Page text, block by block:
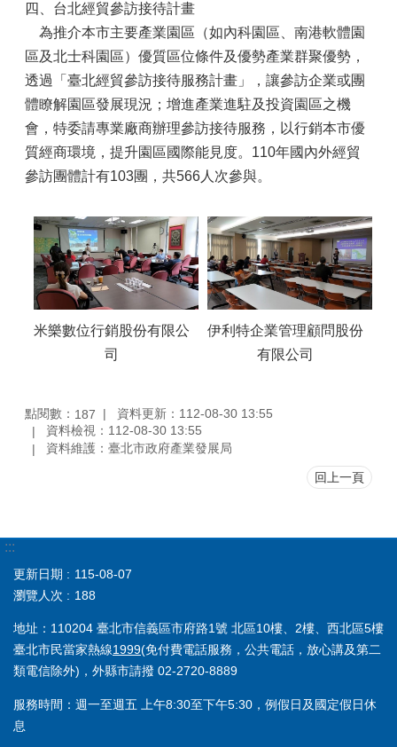
四、台北經貿參訪接待計畫
為推介本市主要產業園區（如內科園區、南港軟體園
區及北士科園區）優質區位條件及優勢產業群聚優勢，
透過「臺北經貿參訪接待服務計畫」，讓參訪企業或團
體瞭解園區發展現況；增進產業進駐及投資園區之機
會，特委請專業廠商辦理參訪接待服務，以行銷本市優
質經商環境，提升園區國際能見度。110年國內外經貿
參訪團體計有103團，共566人次參與。
米樂數位行銷股份有限公
司
伊利特企業管理顧問股份
有限公司
點閱數： 187
資料更新：112-08-30 13:55
資料檢視：112-08-30 13:55
資料維護：臺北市政府產業發展局
回上一頁
:::
更新日期
115-08-07
瀏覽人次
188
地址：110204 臺北市信義區市府路1號 北區10樓、2樓、西北區5樓
臺北市民當家熱線1999(免付費電話服務，公共電話，放心講及第二
類電信除外)，外縣市請撥 02-2720-8889
服務時間：週一至週五 上午8:30至下午5:30，例假日及國定假日休
息